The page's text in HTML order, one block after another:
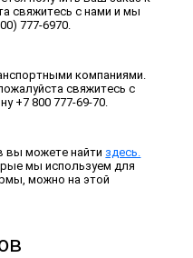
свяжитесь с нами и мы
777-6970.
компаниями.
свяжитесь с
+7 800 777-69-70.
вы можете найти здесь.
мы используем для
можно на этой